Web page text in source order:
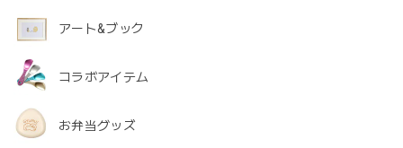
アート&ブック
コラボアイテム
お弁当グッズ